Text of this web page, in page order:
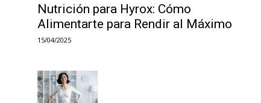
Nutrición para Hyrox: Cómo
Alimentarte para Rendir al Máximo
15/04/2025